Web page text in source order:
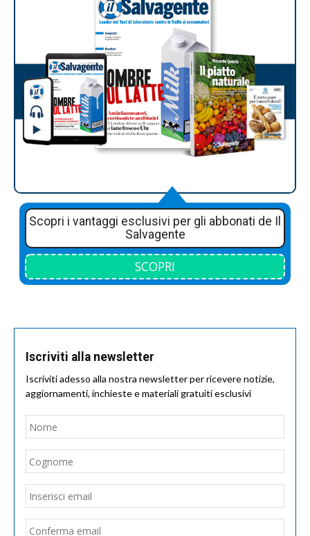
Scopri i vantaggi esclusivi per gli abbonati de Il
Salvagente
SCOPRI
Iscriviti alla newsletter
Iscriviti adesso alla nostra newsletter per ricevere notizie,
aggiornamenti, inchieste e materiali gratuiti esclusivi
Nome
Email